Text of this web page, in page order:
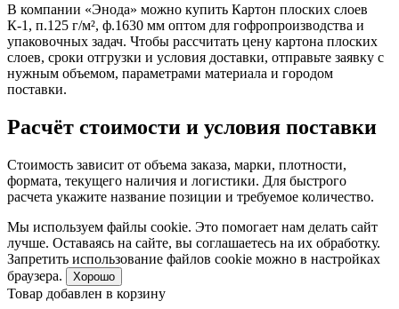
В компании «Энода» можно купить Картон плоских слоев
К-1, п.125 г/м², ф.1630 мм оптом для гофропроизводства и
упаковочных задач. Чтобы рассчитать цену картона плоских
слоев, сроки отгрузки и условия доставки, отправьте заявку с
нужным объемом, параметрами материала и городом
поставки.
Расчёт стоимости и условия поставки
Стоимость зависит от объема заказа, марки, плотности,
формата, текущего наличия и логистики. Для быстрого
расчета укажите название позиции и требуемое количество.
Мы используем файлы cookie. Это помогает нам делать сайт
лучше. Оставаясь на сайте, вы соглашаетесь на их обработку.
Запретить использование файлов cookie можно в настройках
браузера.
Хорошо
Товар добавлен в корзину